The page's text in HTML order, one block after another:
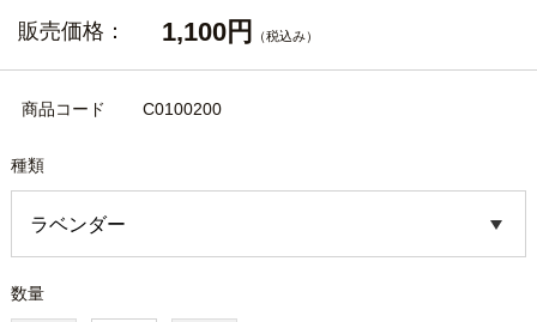
販売価格： 1,100円 （税込み）
商品コード C0100200
種類
数量